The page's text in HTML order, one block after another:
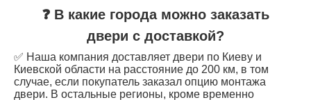
❓ В какие города можно заказать
двери с доставкой?
✅ Наша компания доставляет двери по Киеву и
Киевской области на расстояние до 200 км, в том
случае, если покупатель заказал опцию монтажа
двери. В остальные регионы, кроме временно